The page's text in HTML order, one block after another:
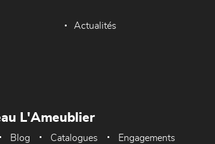
Actualités
L'Ameublier
Blog Catalogues Engagements